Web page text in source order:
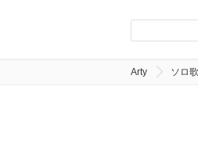
Arty ソロ